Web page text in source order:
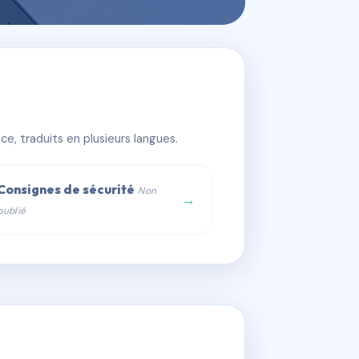
traduits en plusieurs langues.
de sécurité Non
→